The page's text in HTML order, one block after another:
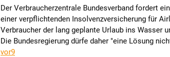
Der Verbraucherzentrale Bundesverband fordert
einer verpflichtenden Insolvenzversicherung für
Verbraucher der lang geplante Urlaub ins Wasser
Die Bundesregierung dürfe daher "eine Lösung
vor9